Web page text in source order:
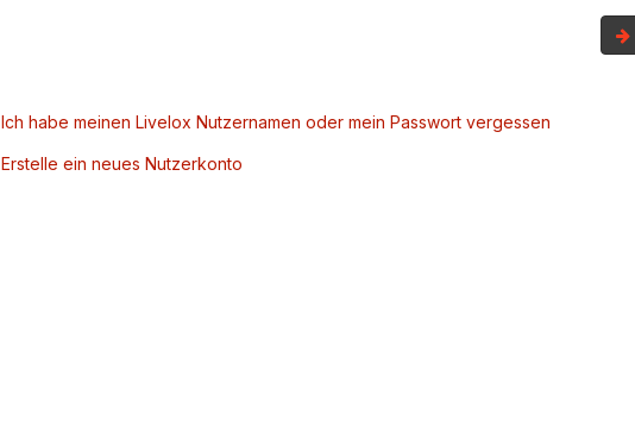
Ich habe meinen Livelox Nutzernamen oder mein Passwort vergessen
Erstelle ein neues Nutzerkonto